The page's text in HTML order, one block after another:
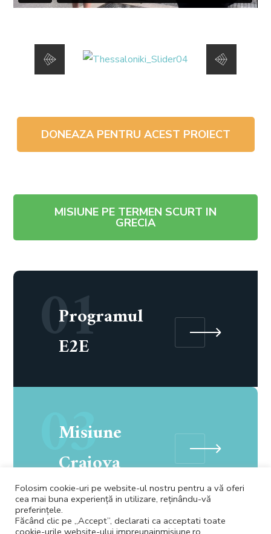
DONEAZA PENTRU ACEST PROIECT
MISIUNE PE TERMEN SCURT IN
GRECIA
01
Programul
E2E
03
Misiune
Craiova
Folosim cookie-uri pe website-ul nostru pentru a vă oferi
cea mai buna experiență in utilizare, reținându-vă
preferințele.
Făcând clic pe „Accept”, declarati ca acceptati toate
cookie-urile website-ului impreunainmisiune.ro.